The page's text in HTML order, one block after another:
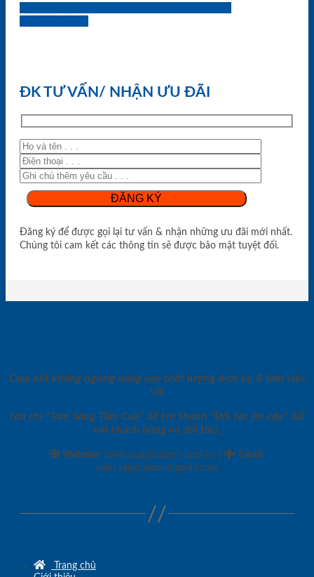
ĐK TƯ VẤN/ NHẬN ƯU ĐÃI
Đăng ký để được gọi lại tư vấn & nhận những ưu đãi mới nhất.
Chúng tôi cam kết các thông tin sẽ được bảo mật tuyệt đối.
Cam kết không ngừng nâng cao chất lượng dịch vụ & làm việc
với
tôn chỉ “Tâm Sáng Tầm Cao” để trở thành “Đối tác tin cậy” đối
với khách hàng và đối tác!.
Website: www.cuagosaigon.com.vn Email :
sales.saigondoor@gmail.com
Trang chủ